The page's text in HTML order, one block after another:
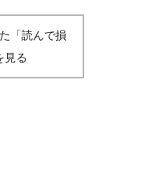
「読んで損
見る